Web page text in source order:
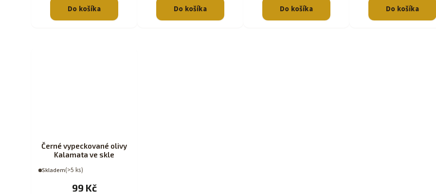
Do košíka Do košíka Do košíka Do košíka
Černé vypeckované olivy
Kalamata ve skle
Skladem(>5 ks)
99 Kč